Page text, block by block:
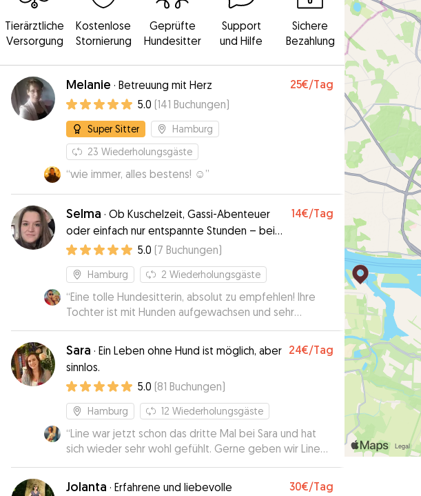
Tierärztliche
Versorgung
Kostenlose
Stornierung
Geprüfte
Hundesitter
Support
und Hilfe
Sichere
Bezahlung
Melanie · Betreuung mit Herz 25€/Tag
5.0 (141 Buchungen)
Super Sitter
Hamburg
23 Wiederholungsgäste
“wie immer, alles bestens! ☺️ ”
Selma · Ob Kuschelzeit, Gassi-Abenteuer
oder einfach nur entspannte Stunden – bei
mir ist dein Vierbeiner in liebevollen Händen
14€/Tag
5.0 (7 Buchungen)
Hamburg 2 Wiederholungsgäste
“Eine tolle Hundesitterin, absolut zu empfehlen! Ihre
Tochter ist mit Hunden aufgewachsen und sehr
vorsichtig im Umgang. Charlie fand die Wohnung mit
dazu gehörigen Garten klasse. Immer wieder gerne!
Sara · Ein Leben ohne Hund ist möglich, aber
sinnlos.
24€/Tag
5.0 (81 Buchungen)
Hamburg 12 Wiederholungsgäste
“Line war jetzt schon das dritte Mal bei Sara und hat
sich wieder sehr wohl gefühlt. Gerne geben wir Line
wieder in Saras Obhut.”
Jolanta · Erfahrene und liebevolle
30€/Tag